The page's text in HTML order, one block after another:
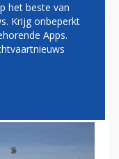
het beste van
Krijg onbeperkt
Apps.